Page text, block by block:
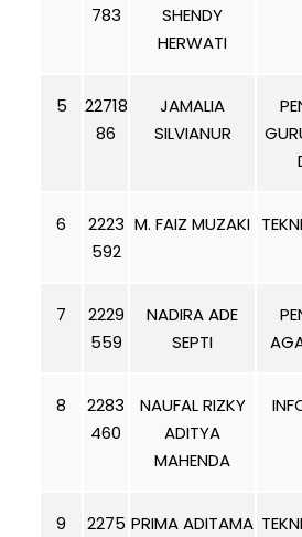
783
SHENDY
HERWATI
5
22718
86
JAMALIA
SILVIANUR
6
2223
592
M. FAIZ MUZAKI
7
2229
559
NADIRA ADE
SEPTI
8
2283
460
NAUFAL RIZKY
ADITYA
MAHENDA
9
2275 PRIMA ADITAMA